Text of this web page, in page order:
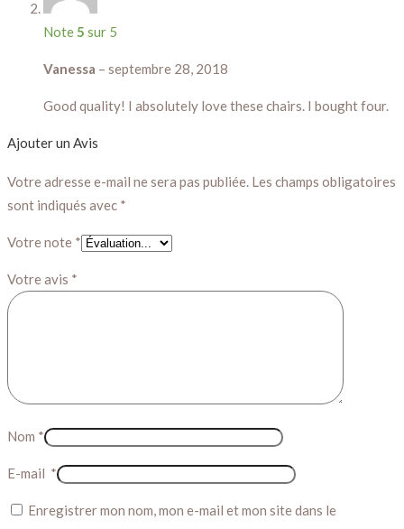
Note 5 sur 5
Vanessa – septembre 28, 2018
Good quality! I absolutely love these chairs. I bought four.
Ajouter un Avis
Votre adresse e-mail ne sera pas publiée. Les champs obligatoires
sont indiqués avec *
Votre note *
Votre avis *
Nom *
E-mail *
Enregistrer mon nom, mon e-mail et mon site dans le